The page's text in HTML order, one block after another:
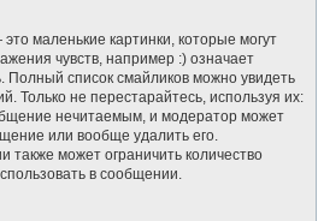
маленькие картинки, которые могут
чувств, например :) означает
Полный список смайликов можно увидеть
Только не перестарайтесь, используя их:
нечитаемым, и модератор может
или вообще удалить его.
также может ограничить количество
в сообщении.